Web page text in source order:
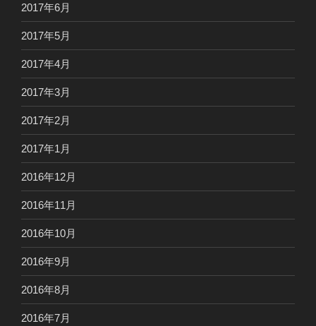
2017年6月
2017年5月
2017年4月
2017年3月
2017年2月
2017年1月
2016年12月
2016年11月
2016年10月
2016年9月
2016年8月
2016年7月